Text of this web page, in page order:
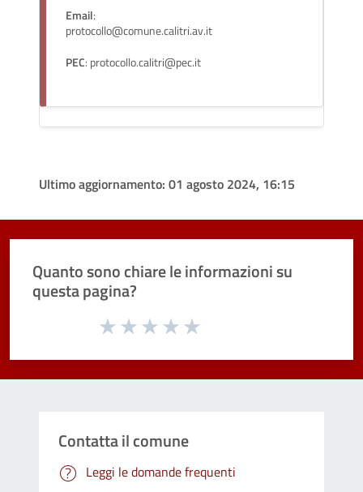
Email:
protocollo@comune.calitri.av.it
PEC: protocollo.calitri@pec.it
Ultimo aggiornamento: 01 agosto 2024, 16:15
Quanto sono chiare le informazioni su
questa pagina?
Valuta da 1 a 5 stelle la pagina
Contatta il comune
Leggi le domande frequenti